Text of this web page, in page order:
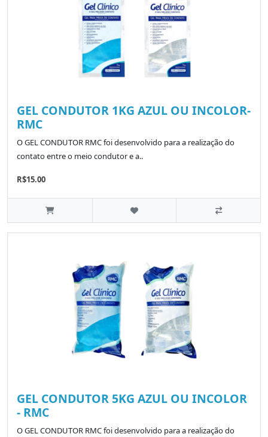
GEL CONDUTOR 1KG AZUL OU INCOLOR-
RMC
O GEL CONDUTOR RMC foi desenvolvido para a realização do
contato entre o meio condutor e a..
R$15.00
GEL CONDUTOR 5KG AZUL OU INCOLOR
- RMC
O GEL CONDUTOR RMC foi desenvolvido para a realização do